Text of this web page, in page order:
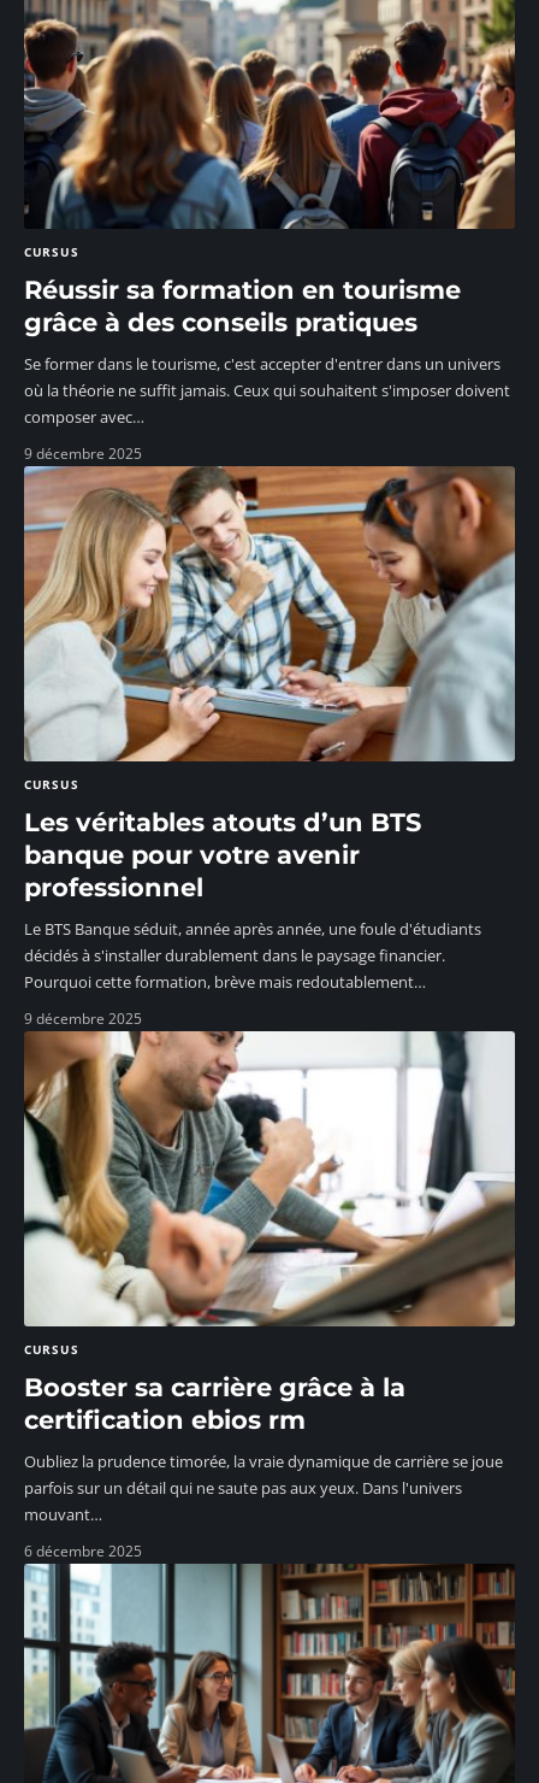
CURSUS
Réussir sa formation en tourisme
grâce à des conseils pratiques
Se former dans le tourisme, c'est accepter d'entrer dans un univers
où la théorie ne suffit jamais. Ceux qui souhaitent s'imposer doivent
composer avec…
9 décembre 2025
CURSUS
Les véritables atouts d’un BTS
banque pour votre avenir
professionnel
Le BTS Banque séduit, année après année, une foule d'étudiants
décidés à s'installer durablement dans le paysage financier.
Pourquoi cette formation, brève mais redoutablement…
9 décembre 2025
CURSUS
Booster sa carrière grâce à la
certification ebios rm
Oubliez la prudence timorée, la vraie dynamique de carrière se joue
parfois sur un détail qui ne saute pas aux yeux. Dans l'univers
mouvant…
6 décembre 2025